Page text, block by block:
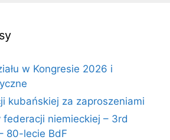
w Kongresie 2026 i
kubańskiej za zaproszeniami
niemieckiej – 3rd
80-lecie BdF